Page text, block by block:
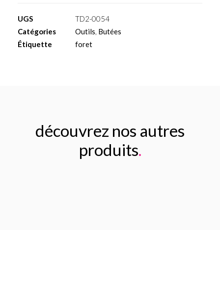
Ø3.8mm
UGS
TD2-0054
Catégories
Outils, Butées
Étiquette
foret
découvrez nos autres
produits.